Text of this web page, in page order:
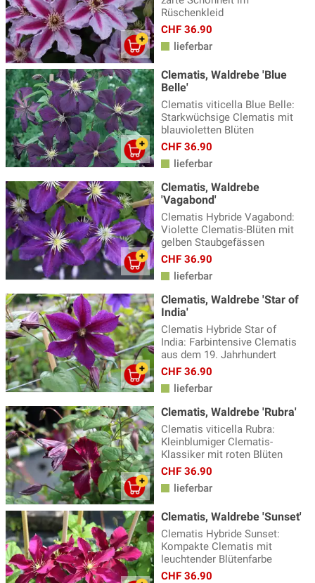
Rüschenkleid
CHF 36.90
lieferbar
Clematis, Waldrebe 'Blue
Belle'
Clematis viticella Blue Belle:
Starkwüchsige Clematis mit
blauvioletten Blüten
CHF 36.90
lieferbar
Clematis, Waldrebe
'Vagabond'
Clematis Hybride Vagabond:
Violette Clematis-Blüten mit
gelben Staubgefässen
CHF 36.90
lieferbar
Clematis, Waldrebe 'Star of
India'
Clematis Hybride Star of
India: Farbintensive Clematis
aus dem 19. Jahrhundert
CHF 36.90
lieferbar
Clematis, Waldrebe 'Rubra'
Clematis viticella Rubra:
Kleinblumiger Clematis-
Klassiker mit roten Blüten
CHF 36.90
lieferbar
Clematis, Waldrebe 'Sunset'
Clematis Hybride Sunset:
Kompakte Clematis mit
leuchtender Blütenfarbe
CHF 36.90